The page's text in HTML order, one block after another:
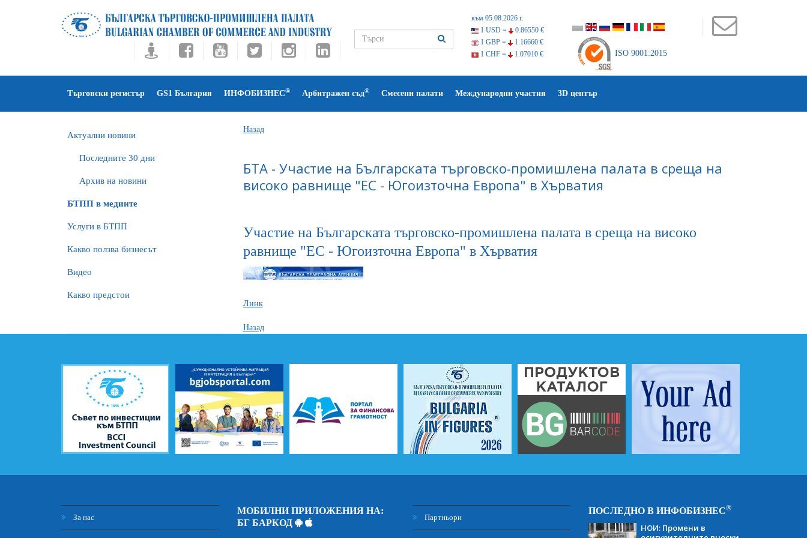
към 05.08.2026 г.
1 USD =
0.86550 €
1 GBP =
1.16660 €
1 CHF =
1.07010 € ISO 9001:2015
Търговски регистър GS1 България ИНФОБИЗНЕС® Арбитражен съд® Смесени палати Международни участия 3D център
Актуални новини
Последните 30 дни
Архив на новини
БTПП в медиите
Услуги в БТПП
Какво ползва бизнесът
Видео
Какво предстои
Назад
БТА - Участие на Българската търговско-промишлена палата в среща на
високо равнище "ЕС - Югоизточна Европа" в Хърватия
Участие на Българската търговско-промишлена палата в среща на високо
равнище "ЕС - Югоизточна Европа" в Хърватия
Линк
Назад
За нас
МОБИЛНИ ПРИЛОЖЕНИЯ НА:
БГ БАРКОД
Партньори
ПОСЛЕДНО В ИНФОБИЗНЕС®
НОИ: Промени в